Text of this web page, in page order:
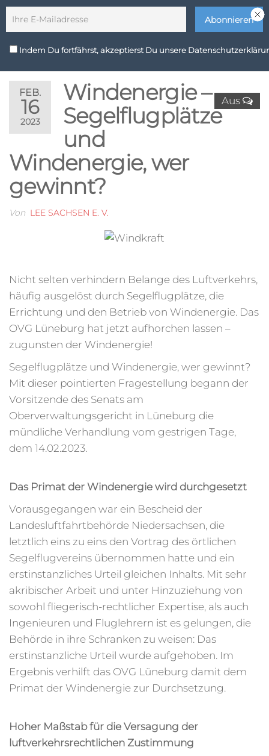
Zum
Inhalt
Wir sind Zukunft
LEE
Sachsen
e. V.
MENÜ
FEB.
16
2023
Aus
Windenergie –
Segelflugplätze
und
Windenergie, wer
gewinnt?
Von LEE SACHSEN E. V.
Nicht selten verhindern Belange des Luftverkehrs,
häufig ausgelöst durch Segelflugplätze, die
Errichtung und den Betrieb von Windenergie. Das
OVG Lüneburg hat jetzt aufhorchen lassen –
zugunsten der Windenergie!
Segelflugplätze und Windenergie, wer gewinnt?
Mit dieser pointierten Fragestellung begann der
Vorsitzende des Senats am
Oberverwaltungsgericht in Lüneburg die
mündliche Verhandlung vom gestrigen Tage,
dem 14.02.2023.
Das Primat der Windenergie wird durchgesetzt
Vorausgegangen war ein Bescheid der
Landesluftfahrtbehörde Niedersachsen, die
letztlich eins zu eins den Vortrag des örtlichen
Segelflugvereins übernommen hatte und ein
erstinstanzliches Urteil gleichen Inhalts. Mit sehr
akribischer Arbeit und unter Hinzuziehung von
sowohl fliegerisch-rechtlicher Expertise, als auch
Ingenieuren und Fluglehrern ist es gelungen, die
Behörde in ihre Schranken zu weisen: Das
erstinstanzliche Urteil wurde aufgehoben. Im
Ergebnis verhilft das OVG Lüneburg damit dem
Primat der Windenergie zur Durchsetzung.
Hoher Maßstab für die Versagung der
luftverkehrsrechtlichen Zustimmung
Indem Du fortfährst, akzeptierst Du unsere